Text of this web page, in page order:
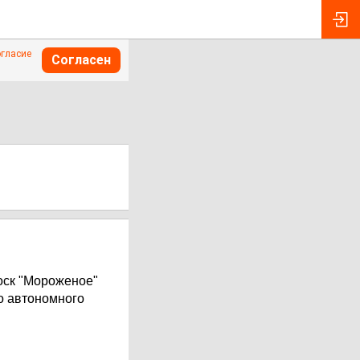
Согласен
"Мороженое"
автономного